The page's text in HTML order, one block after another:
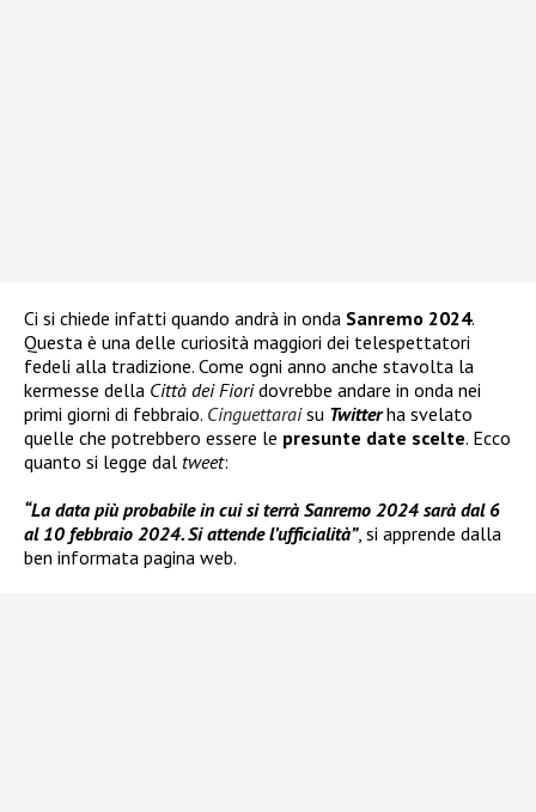
Ci si chiede infatti quando andrà in onda Sanremo 2024.
Questa è una delle curiosità maggiori dei telespettatori
fedeli alla tradizione. Come ogni anno anche stavolta la
kermesse della Città dei Fioridovrebbe andare in onda nei
primi giorni di febbraio. Cinguettaraisu Twitterha svelato
quelle che potrebbero essere le presunte date scelte. Ecco
quanto si legge dal tweet:
“La data più probabile in cui si terrà Sanremo 2024 sarà dal 6
al 10 febbraio 2024. Si attende l’ufficialità”, si apprende dalla
ben informata pagina web.